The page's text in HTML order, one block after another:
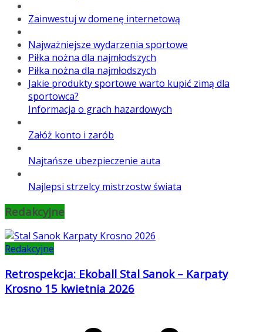
Zainwestuj w domenę internetową
Najważniejsze wydarzenia sportowe
Piłka nożna dla najmłodszych
Piłka nożna dla najmłodszych
Jakie produkty sportowe warto kupić zimą dla
sportowca?
Informacja o grach hazardowych
Załóż konto i zarób
Najtańsze ubezpieczenie auta
Najlepsi strzelcy mistrzostw świata
Redakcyjne
Redakcyjne
Retrospekcja: Ekoball Stal Sanok – Karpaty
Krosno 15 kwietnia 2026